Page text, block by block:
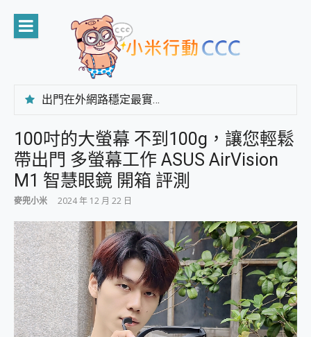
content
出門在外網路穩定最實在 「台灣大哥大」榮獲 4G/5G 在線率全球 NO.3 全台第一與全台六冠王實測心得，走到哪順到哪！
CP 值天花板~ Bongcom BS5 足球君開箱~ 短焦投影機 3千元就能擁有！ 折扣碼在這～
專為 PC上的 XBOX和掌機設計的 FireCuda X1070 SSD 固態硬碟開箱 評測
台灣製攝影機在這裡，100%全無線設計 SpotCam Solo Eco 太陽能防水雲端攝影機 SpotCam Solo 3 2.5K高畫質戶外攝影機 開箱 評測
電力超超超持久 MSI 微星 Prestige 14 AI+ D3MG-031TW 14吋 開箱評價，AI輕薄商務筆電 Copilot+ PC
超懂拍、耐用 AI 街拍機~ realme 16 Pro 開箱評價~ 2 億畫素 LumaColor 影像、持久續航與 IP69K 高防護
AI 支付 一錶搞定大小事 Xiaomi Watch 5 開箱 評測
超驚艷 讓人一眼就愛上 LENOVO 聯想 Yoga Book 9 14吋 AI輕薄筆電 開箱 評測
美到讓人超想擁有 moto pad 60 系列 與 Moto | Swarovski razr 60 冰藍限定版本 開箱 評測
好用的 EaseUS Partition Master 讓您輕鬆的移除與格式化有防寫保護的隨身碟或SD卡
一鍵修復模糊影片、舊照的 AI 好幫手! VideoProc Converter AI 新版全解析 × 年末優惠，一篇全看懂
小朋友才做選擇 投影機 RGB藍牙音響 氛圍情境燈 我通通都要！ Starfish 2 幻彩膠囊投影機｜結合「 智慧投影 & 煥彩流動 」的沈浸式生活新體驗
外型超吸晴~ 給您絕佳操控體驗 GravaStar Mercury K1 系列 異星機械鍵盤與 Mercury X 系列 輕量無線電競滑鼠 開箱 評測
開箱~變身「蜘蛛人」椅子軍師！MSI MPG 491CQP QD-OLED 超寬曲面電競螢幕，多工辦公、爽度滿滿的終極桌面體驗
100吋的大螢幕 不到100g，讓您輕鬆
帶出門 多螢幕工作 ASUS AirVision
M1 智慧眼鏡 開箱 評測
麥兜小米 2024 年 12 月 22 日